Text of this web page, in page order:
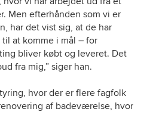
Men efterhånden som vi er
har det vist sig, at de har
at komme i mål – for
bliver købt og leveret. Det
fra mig,” siger han.
hvor der er flere fagfolk
af badeværelse, hvor